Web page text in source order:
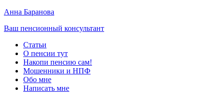
Анна Баранова
Ваш пенсионный консультант
Статьи
О пенсии тут
Накопи пенсию сам!
Мошенники и НПФ
Обо мне
Написать мне